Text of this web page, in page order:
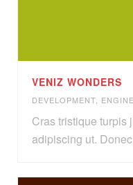
VENIZ WONDERS
DEVELOPMENT
Cras tristique turpis
adipiscing ut.